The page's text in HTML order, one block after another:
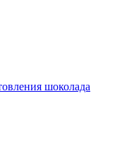
шоколада